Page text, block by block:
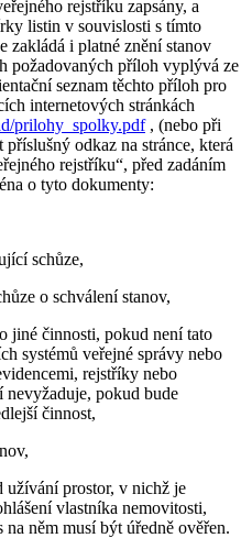
rejstříku zapsány, a
listin v souvislosti s tímto
zakládá i platné znění stanov
požadovaných příloh vyplývá ze
seznam těchto příloh pro
internetových stránkách
prilohy_spolky.pdf, (nebo při
odkaz na stránce, která
rejstříku“, před zadáním
o tyto dokumenty:
schůze,
o schválení stanov,
jiné činnosti, pokud není tato
systémů veřejné správy nebo
rejstříky nebo
nevyžaduje, pokud bude
činnost,
prostor, v nichž je
vlastníka nemovitosti,
něm musí být úředně ověřen.